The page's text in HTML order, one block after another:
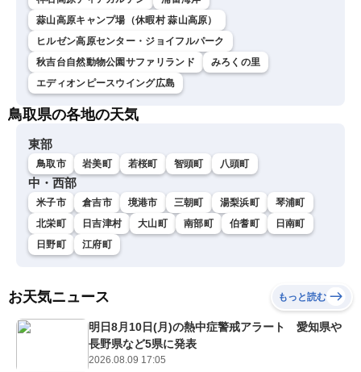
蒜山高原キャンプ場（休暇村 蒜山高原）
ヒルゼン高原センター・ジョイフルパーク
秋吉台自然動物公園サファリランド
みろくの里
エディオンピースウイング広島
鳥取県の各地の天気
東部
鳥取市 岩美町 若桜町 智頭町 八頭町
中・西部
米子市 倉吉市 境港市 三朝町 湯梨浜町
琴浦町
北栄町
日吉津村 大山町 南部町 伯耆町
日南町
日野町
江府町
お天気ニュース もっと読む
明日8月10日(月)の熱中症警戒アラート 愛知県や
長野県など5県に発表
2026.08.09 17:05